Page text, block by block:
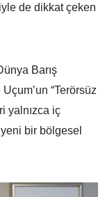
de dikkat çeken
Barış
“Terörsüz
yalnızca iç
bir bölgesel